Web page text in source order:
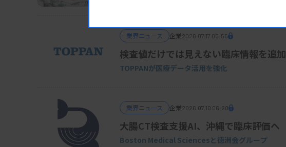
業界ニュース 企業2026.07.17 05:55
検査値だけでは見えない臨床情報を追加
TOPPANが医療データ活用を強化
業界ニュース 企業2026.07.10 06:20
大腸CT検査支援AI、沖縄で臨床評価へ
Boston Medical Sciencesと徳洲会グループ